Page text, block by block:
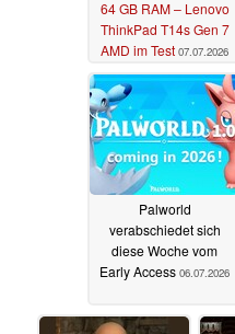
64 GB RAM – Lenovo
ThinkPad T14s Gen 7
AMD im Test 07.07.2026
Palworld
verabschiedet sich
diese Woche vom
Early Access 06.07.2026